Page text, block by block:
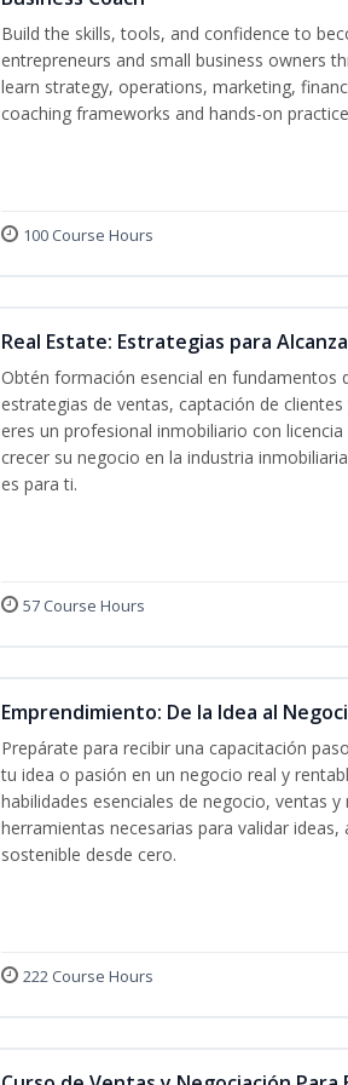
Build the skills, tools, and confidence to
entrepreneurs and small business owners
learn strategy, operations, marketing,
coaching frameworks and hands-on
100 Course Hours
Real Estate: Estrategias para
Obtén formación esencial en fundamentos
estrategias de ventas, captación de
eres un profesional inmobiliario con
crecer su negocio en la industria
es para ti.
57 Course Hours
Emprendimiento: De la Idea al
Prepárate para recibir una capacitación
tu idea o pasión en un negocio real y
habilidades esenciales de negocio, ventas
herramientas necesarias para validar
sostenible desde cero.
222 Course Hours